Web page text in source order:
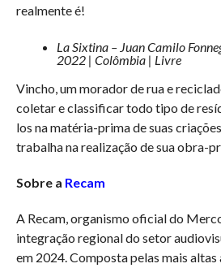
realmente é!
La Sixtina – Juan Camilo
2022 | Colômbia | Livre
Vincho, um morador de rua e
coletar e classificar todo tipo de
los na matéria-prima de suas
trabalha na realização de sua obra-
Sobre a Recam
A Recam, organismo oficial do
integração regional do setor
em 2024. Composta pelas mais